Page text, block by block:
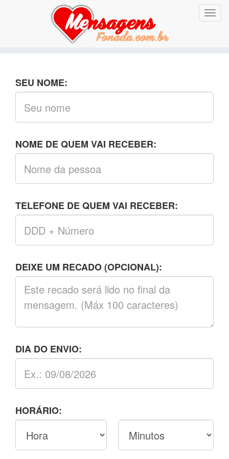
SEU NOME:
NOME DE QUEM VAI RECEBER:
TELEFONE DE QUEM VAI RECEBER:
DEIXE UM RECADO (OPCIONAL):
DIA DO ENVIO:
HORÁRIO: